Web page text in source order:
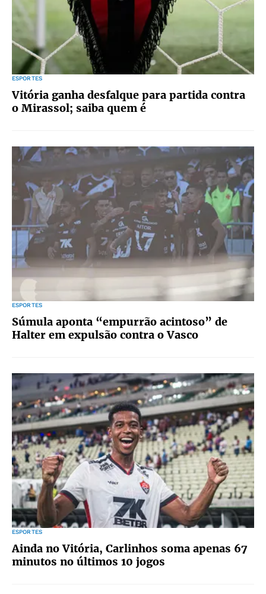
ESPORTES
Vitória ganha desfalque para partida contra
o Mirassol; saiba quem é
ESPORTES
Súmula aponta “empurrão acintoso” de
Halter em expulsão contra o Vasco
ESPORTES
Ainda no Vitória, Carlinhos soma apenas 67
minutos no últimos 10 jogos